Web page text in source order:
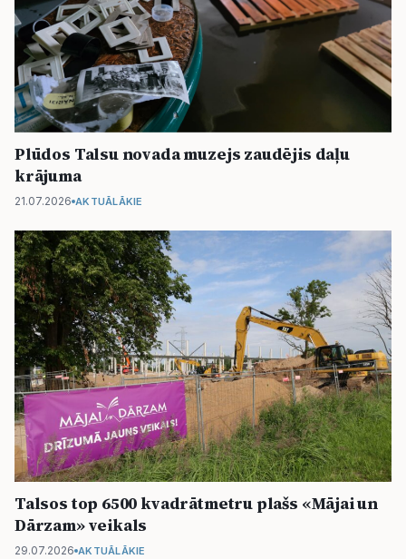
Plūdos Talsu novada muzejs zaudējis daļu
krājuma
21.07.2026 AKTUĀLĀKIE
Talsos top 6500 kvadrātmetru plašs «Mājai un
Dārzam» veikals
29.07.2026 AKTUĀLĀKIE